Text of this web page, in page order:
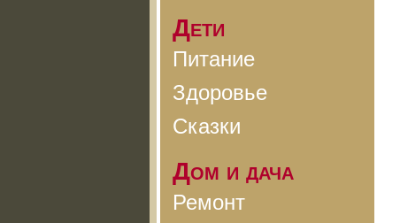
Дети
Питание
Здоровье
Сказки
Дом и дача
Ремонт